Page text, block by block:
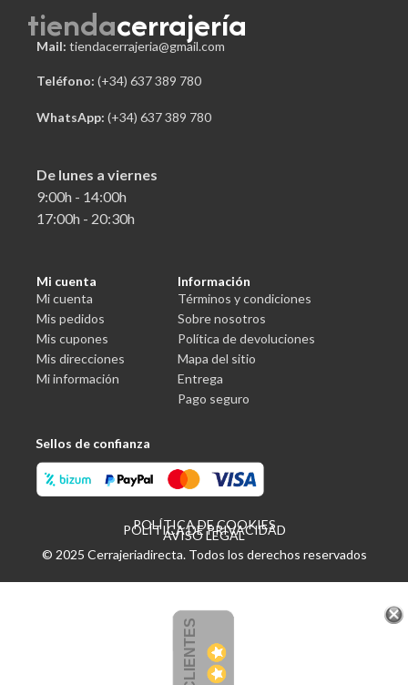
tiendacerrajería
Mail: tiendacerrajeria@gmail.com
Teléfono: (+34) 637 389 780
WhatsApp: (+34) 637 389 780
De lunes a viernes
9:00h - 14:00h
17:00h - 20:30h
Mi cuenta
Mi cuenta
Mis pedidos
Mis cupones
Mis direcciones
Mi información
Información
Términos y condiciones
Sobre nosotros
Política de devoluciones
Mapa del sitio
Entrega
Pago seguro
Sellos de confianza
POLÍTICA DE COOKIES
POLÍTICA DE PRIVACIDAD
AVISO LEGAL
© 2025 Cerrajeriadirecta. Todos los derechos reservados